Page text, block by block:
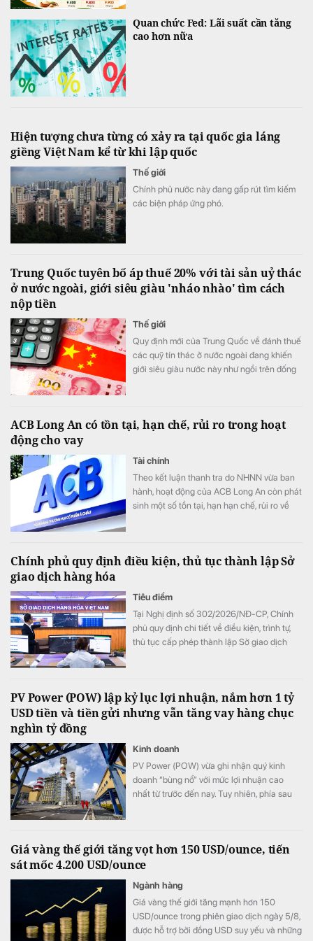
Quan chức Fed: Lãi suất cần tăng
cao hơn nữa
Hiện tượng chưa từng có xảy ra tại quốc gia láng
giềng Việt Nam kể từ khi lập quốc
Thế giới
Chính phủ nước này đang gấp rút tìm kiếm
các biện pháp ứng phó.
Trung Quốc tuyên bố áp thuế 20% với tài sản uỷ thác
ở nước ngoài, giới siêu giàu 'nháo nhào' tìm cách
nộp tiền
Thế giới
Quy định mới của Trung Quốc về đánh thuế
các quỹ tín thác ở nước ngoài đang khiến
giới siêu giàu nước này như ngồi trên đống
ACB Long An có tồn tại, hạn chế, rủi ro trong hoạt
động cho vay
Tài chính
Theo kết luận thanh tra do NHNN vừa ban
hành, hoạt động của ACB Long An còn phát
sinh một số tồn tại, hạn hạn chế, rủi ro về
động chuyển tiền ra nước ngoài.
Chính phủ quy định điều kiện, thủ tục thành lập Sở
giao dịch hàng hóa
Tiêu điểm
Tại Nghị định số 302/2026/NĐ-CP, Chính
phủ quy định chi tiết về điều kiện, trình tự,
thủ tục cấp phép thành lập Sở giao dịch
PV Power (POW) lập kỷ lục lợi nhuận, nắm hơn 1 tỷ
USD tiền và tiền gửi nhưng vẫn tăng vay hàng chục
nghìn tỷ đồng
Kinh doanh
PV Power (POW) vừa ghi nhận quý kinh
doanh “bùng nổ” với mức lợi nhuận cao
nhất từ trước đến nay. Tuy nhiên, phía sau
nhưng vẫn đẩy mạnh vay vốn khiến chi phí
lãi vay tăng vọt.
Giá vàng thế giới tăng vọt hơn 150 USD/ounce, tiến
sát mốc 4.200 USD/ounce
Ngành hàng
Giá vàng thế giới tăng mạnh hơn 150
USD/ounce trong phiên giao dịch ngày 5/8,
được hỗ trợ bởi đồng USD suy yếu và những